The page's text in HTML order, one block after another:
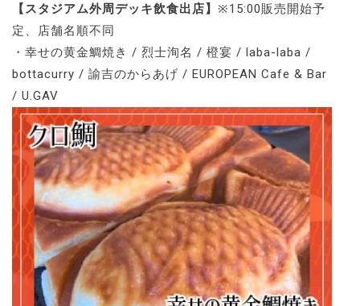
【スタジアム外周デッキ飲食出店】 ※15:00販売開始予
定、店舗名順不同
・幸せの黄金鯛焼き / 烈士洵名 / 橙宴 / laba-laba /
bottacurry / 諭吉のからあげ / EUROPEAN Cafe & Bar
/ U.GAV